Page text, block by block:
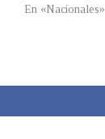
En «Nacionales»